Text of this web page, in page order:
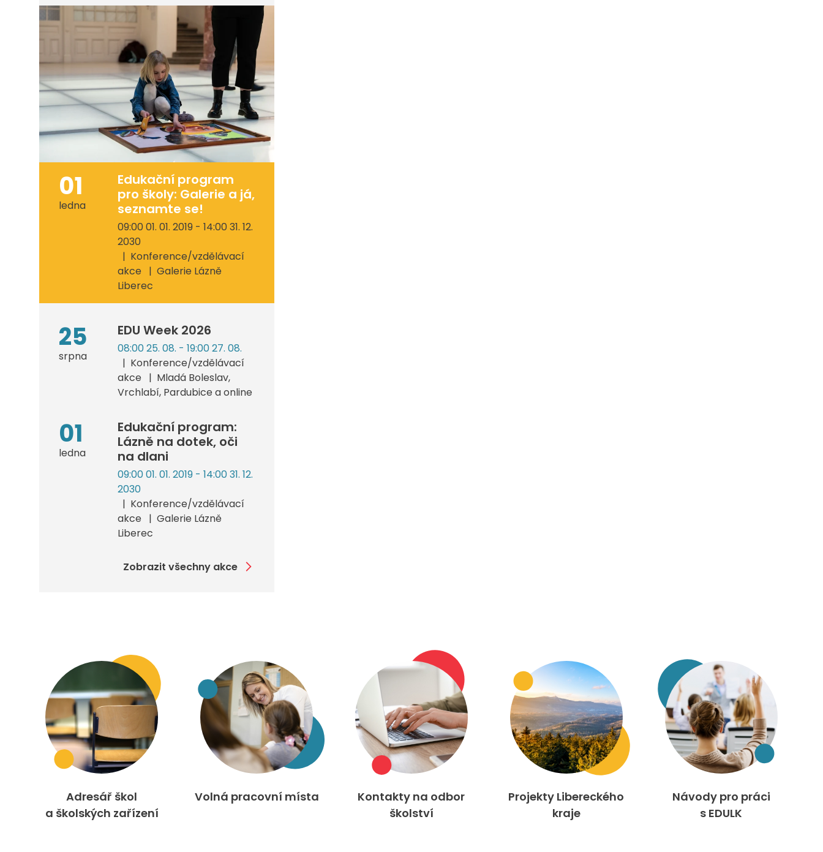
01
ledna
Edukační program
pro školy: Galerie a já,
seznamte se!
09:00 01. 01. 2019 - 14:00 31. 12.
2030
Konference/vzdělávací
akce
Galerie Lázně
Liberec
25
srpna
EDU Week 2026
08:00 25. 08. - 19:00 27. 08.
Konference/vzdělávací
akce
Mladá Boleslav,
Vrchlabí, Pardubice a online
01
ledna
Edukační program:
Lázně na dotek, oči
na dlani
09:00 01. 01. 2019 - 14:00 31. 12.
2030
Konference/vzdělávací
akce
Galerie Lázně
Liberec
Zobrazit všechny akce
Adresář škol
a školských zařízení
Volná pracovní místa
Kontakty na odbor
školství
Projekty Libereckého
kraje
Návody pro práci
s EDULK